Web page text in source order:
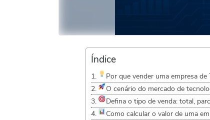
Índice
Por que vender uma empresa
O cenário do mercado de
Defina o tipo de venda: total,
Como calcular o valor de uma